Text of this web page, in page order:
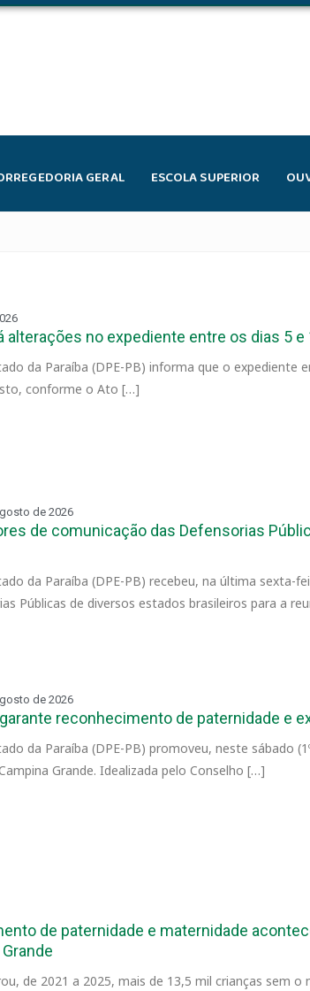
GERAL ESCOLA SUPERIOR
alterações no expediente entre os dias 5 e
da Paraíba (DPE-PB) informa que o expediente
conforme o Ato […]
de 2026
de comunicação das Defensorias
da Paraíba (DPE-PB) recebeu, na última sexta-
Públicas de diversos estados brasileiros para a
de 2026
reconhecimento de paternidade e
da Paraíba (DPE-PB) promoveu, neste sábado
Grande. Idealizada pelo Conselho […]
de paternidade e maternidade
de 2021 a 2025, mais de 13,5 mil crianças sem